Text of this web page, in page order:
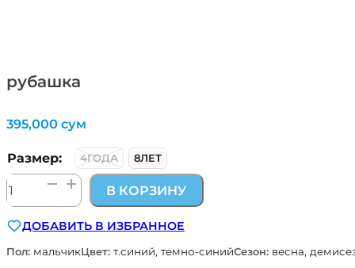
рубашка
395,000 сум
Размер: 4ГОДА 8ЛЕТ
Количество
товара
В КОРЗИНУ
ДОБАВИТЬ В ИЗБРАННОЕ
Пол: мальчикЦвет: т.синий, темно-синийСезон: весна,